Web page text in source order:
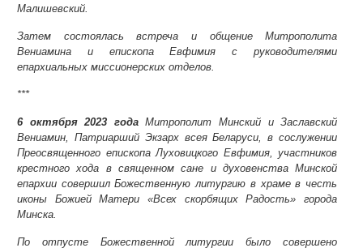
Малишевский.
Затем состоялась встреча и общение Митрополита
Вениамина и епископа Евфимия с руководителями
епархиальных миссионерских отделов.
***
6 октября 2023 годаМитрополит Минский и Заславский
Вениамин, Патриарший Экзарх всея Беларуси, в сослужении
Преосвященного епископа Луховицкого Евфимия, участников
крестного хода в священном сане и духовенства Минской
епархии совершил Божественную литургию в храме в честь
иконы Божией Матери «Всех скорбящих Радость» города
Минска.
По отпусте Божественной литургии было совершено